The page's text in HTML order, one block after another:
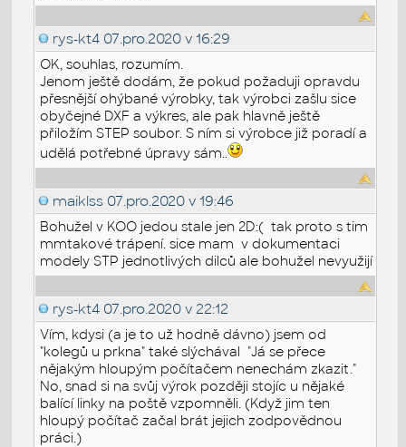
rys-kt4 07.pro.2020 v 16:29
OK, souhlas, rozumím.
Jenom ještě dodám, že pokud požaduji opravdu
přesnější ohýbané výrobky, tak výrobci zašlu sice
obyčejné DXF a výkres, ale pak hlavně ještě
přiložím STEP soubor. S ním si výrobce již poradí a
udělá potřebné úpravy sám..
maiklss 07.pro.2020 v 19:46
Bohužel v KOO jedou stale jen 2D:( tak proto s tim
mmtakové trápení. sice mam v dokumentaci
modely STP jednotlivých dilců ale bohužel nevyužijí
rys-kt4 07.pro.2020 v 22:12
Vím, kdysi (a je to už hodně dávno) jsem od
"kolegů u prkna" také slýchával "Já se přece
nějakým hloupým počítačem nenechám zkazit."
No, snad si na svůj výrok později stojíc u nějaké
balící linky na poště vzpomněli. (Když jim ten
hloupý počítač začal brát jejich zodpovědnou
práci.)